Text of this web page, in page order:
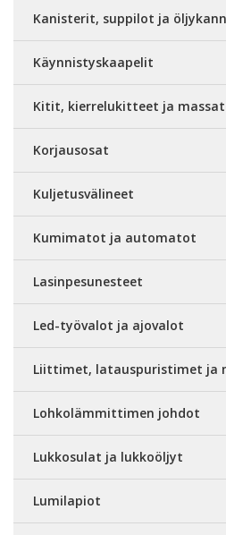
Kanisterit, suppilot ja
Käynnistyskaapelit
Kitit, kierrelukitteet ja massat
Korjausosat
Kuljetusvälineet
Kumimatot ja automatot
Lasinpesunesteet
Led-työvalot ja ajovalot
Liittimet, latauspuristimet ja
Lohkolämmittimen johdot
Lukkosulat ja lukkoöljyt
Lumilapiot